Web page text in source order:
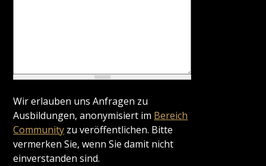
Wir erlauben uns Anfragen zu
Ausbildungen, anonymisiert im Bereich
Community zu veröffentlichen. Bitte
vermerken Sie, wenn Sie damit nicht
einverstanden sind.